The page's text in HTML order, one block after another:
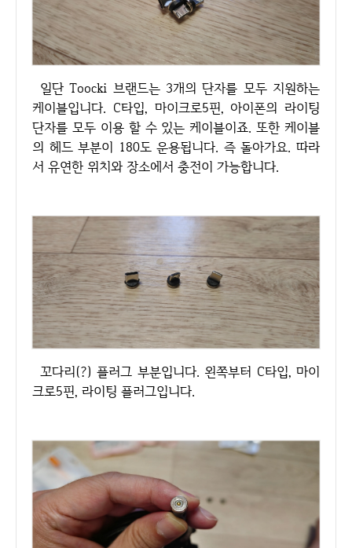
일단 Toocki 브랜드는 3개의 단자를 모두 지원하는
케이블입니다. C타입, 마이크로5핀, 아이폰의 라이팅
단자를 모두 이용 할 수 있는 케이블이죠. 또한 케이블
의 헤드 부분이 180도 운용됩니다. 즉 돌아가요. 따라
서 유연한 위치와 장소에서 충전이 가능합니다.
꼬다리(?) 플러그 부분입니다. 왼쪽부터 C타입, 마이
크로5핀, 라이팅 플러그입니다.